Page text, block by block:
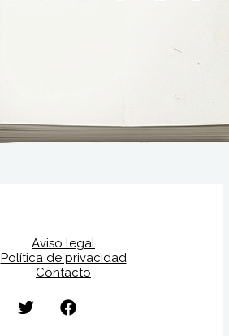
Aviso legal
Política de privacidad
Contacto